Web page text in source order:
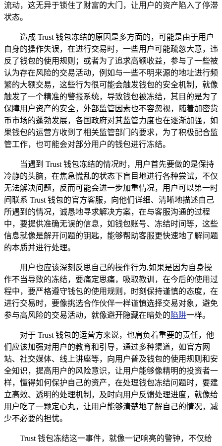
流动，这无异于锁住了财富的大门，让用户的资产陷入了停滞
状态。
造成 Trust 钱包冻结的原因是多方面的，可能是由于用户
自身的操作失误，在进行交易时，一些用户可能疏忽大意，违
反了钱包的使用规则；或者为了追求高额收益，参与了一些被
认为存在风险的交易活动，例如与一些不明来源的地址进行频
繁的大额交易，这些行为很可能会触发钱包的安全机制，就像
触发了一个精准的警报系统，导致钱包被冻结，其目的是为了
保障用户资产的安全，外部监管因素也不容忽视，随着加密货
币市场的蓬勃发展，各国政府对其监管力度也在逐渐加强，如
果钱包的运营方收到了相关监管部门的要求，为了积极配合监
管工作，也可能会对部分用户的钱包进行冻结。
当遇到 Trust 钱包冻结的情况时，用户首先要做的是保持
冷静的头脑，在焦急慌乱的状态下盲目地进行各种尝试，不仅
无法解决问题，反而可能会进一步加重情况，用户可以第一时
间联系 Trust 钱包的官方客服，向他们详细、清晰地描述自己
所遇到的情况，诚恳地寻求解决方案，在与客服沟通的过程
中，要提供准确无误的信息，如钱包账号、冻结时间等，这些
信息就像是解开问题的钥匙，能够帮助客服更快速地了解问题
的本质并进行处理。
用户也应该深刻反思自己的操作行为,如果是因为自身操
作不当导致的冻结，要痛定思痛，吸取教训，在今后的使用过
程中，要严格遵守钱包的使用规则，时刻保持谨慎的态度，在
进行交易时，要像挑选合作伙伴一样谨慎选择交易对象，避免
参与高风险的交易活动，就像避开隐藏在暗处的 陷阱一样。
对于 Trust 钱包的运营方来说，也肩负着重要的责任，他
们应该加强对用户的教育和引导，通过多种渠道，如官方网
站、社交媒体、线上讲座等，向用户普及钱包的使用规则和安
全知识，提高用户的风险意识，让用户能够像精明的投资者一
样，懂得如何保护自己的资产，在处理钱包冻结问题时，要建
立高效、透明的处理机制，及时向用户反馈处理进度，就像给
用户吃了一颗定心丸，让用户能够清楚地了解自己的情况，减
少不必要的担忧。
Trust 钱包冻结这一事件，就像一记响亮的警钟，不仅给